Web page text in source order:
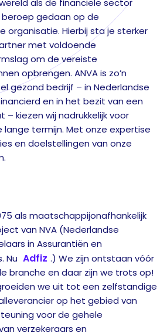
als de financiële sector
gedaan op de
organisatie. Hierbij sta je sterker
met voldoende
om de vereiste
opbrengen. ANVA is zo’n
gezond bedrijf – in Nederlandse
en in het bezit van een
– kiezen wij nadrukkelijk voor
termijn. Met onze expertise
en doelstellingen van onze
als maatschappijonafhankelijk
van NVA (Nederlandse
in Assurantiën en
Nu Adfiz .) We zijn ontstaan vóór
branche en daar zijn we trots op!
we uit tot een zelfstandige
op het gebied van
voor de gehele
verzekeraars en